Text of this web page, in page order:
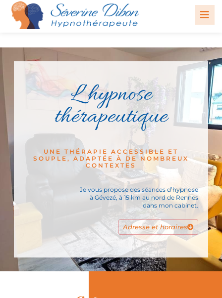
L’hypnose
thérapeutique
UNE THÉRAPIE ACCESSIBLE ET
SOUPLE, ADAPTÉE À DE NOMBREUX
CONTEXTES
Je vous propose des séances d’hypnose
à Gévezé, à 15 km au nord de Rennes
dans mon cabinet.
Adresse et horaires